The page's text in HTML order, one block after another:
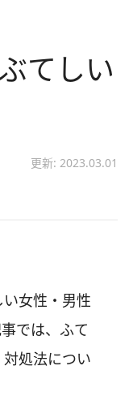
てしい
更新: 2023.03.01
女性・男性
では、ふて
処法につい